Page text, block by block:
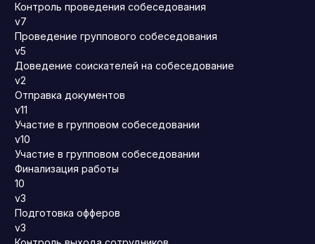
Контроль проведения собеседования
v7
Проведение группового собеседования
v5
Доведение соискателей на собеседование
v2
Отправка документов
v11
Участие в групповом собеседовании
v10
Участие в групповом собеседовании
Финализация работы
10
v3
Подготовка офферов
v3